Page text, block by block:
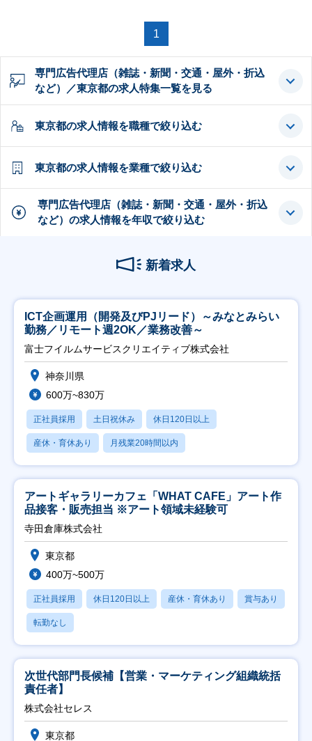
1
専門広告代理店（雑誌・新聞・交通・屋外・折込
など）／東京都の求人特集一覧を見る
東京都の求人情報を職種で絞り込む
東京都の求人情報を業種で絞り込む
専門広告代理店（雑誌・新聞・交通・屋外・折込
など）の求人情報を年収で絞り込む
新着求人
ICT企画運用（開発及びPJリード）～みなとみらい
勤務／リモート週2OK／業務改善～
富士フイルムサービスクリエイティブ株式会社
神奈川県
600万~830万
正社員採用 土日祝休み 休日120日以上
産休・育休あり 月残業20時間以内
アートギャラリーカフェ「WHAT CAFE」アート作
品接客・販売担当 ※アート領域未経験可
寺田倉庫株式会社
東京都
400万~500万
正社員採用 休日120日以上 産休・育休あり 賞与あり
転勤なし
次世代部門長候補【営業・マーケティング組織統括
責任者】
株式会社セレス
東京都